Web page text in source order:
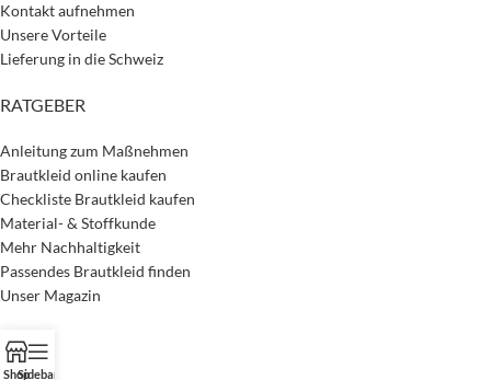
Kontakt aufnehmen
Unsere Vorteile
Lieferung in die Schweiz
RATGEBER
Anleitung zum Maßnehmen
Brautkleid online kaufen
Checkliste Brautkleid kaufen
Material- & Stoffkunde
Mehr Nachhaltigkeit
Passendes Brautkleid finden
Unser Magazin
ShopSidebar